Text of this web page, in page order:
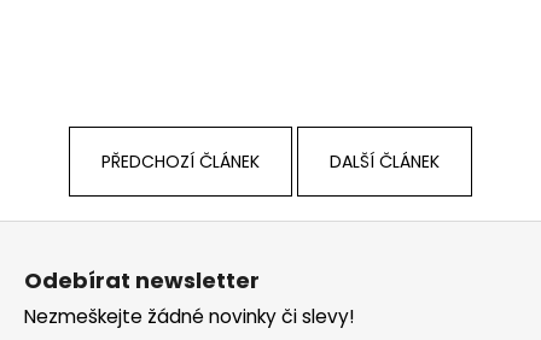
PŘEDCHOZÍ ČLÁNEK DALŠÍ ČLÁNEK
Z
Odebírat newsletter
Nezmeškejte žádné novinky či slevy!